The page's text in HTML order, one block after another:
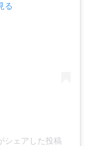
る
シェアした投稿